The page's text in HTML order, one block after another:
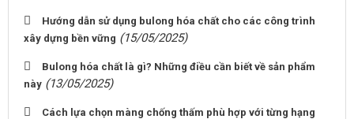
Hướng dẫn sử dụng bulong hóa chất cho các công trình
xây dựng bền vững (15/05/2025)
Bulong hóa chất là gì? Những điều cần biết về sản phẩm
này (13/05/2025)
Cách lựa chọn màng chống thấm phù hợp với từng hạng